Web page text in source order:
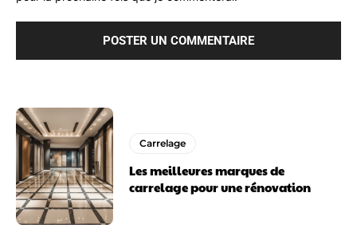
Carrelage
Les meilleures marques de
carrelage pour une rénovation